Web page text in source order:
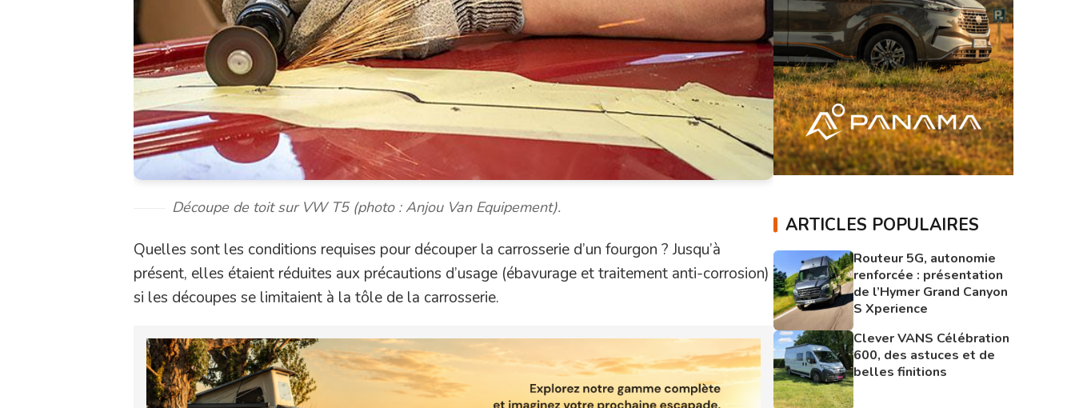
Découpe de toit sur VW T5 (photo : Anjou Van Equipement).
Quelles sont les conditions requises pour découper la carrosserie d’un fourgon ? Jusqu’à
présent, elles étaient réduites aux précautions d’usage (ébavurage et traitement anti-corrosion)
si les découpes se limitaient à la tôle de la carrosserie.
ARTICLES POPULAIRES
Routeur 5G, autonomie
renforcée : présentation
de l’Hymer Grand Canyon
S Xperience
Clever VANS Célébration
600, des astuces et de
belles finitions